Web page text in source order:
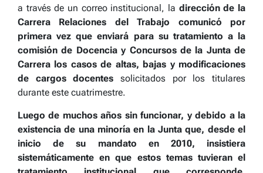
a través de un correo institucional, la dirección de la
Carrera Relaciones del Trabajo comunicó por
primera vez que enviará para su tratamiento a la
comisión de Docencia y Concursos de la Junta de
Carrera los casos de altas, bajas y modificaciones
de cargos docentes solicitados por los titulares
durante este cuatrimestre.
Luego de muchos años sin funcionar, y debido a la
existencia de una minoría en la Junta que, desde el
inicio de su mandato en 2010, insistiera
sistemáticamente en que estos temas tuvieran el